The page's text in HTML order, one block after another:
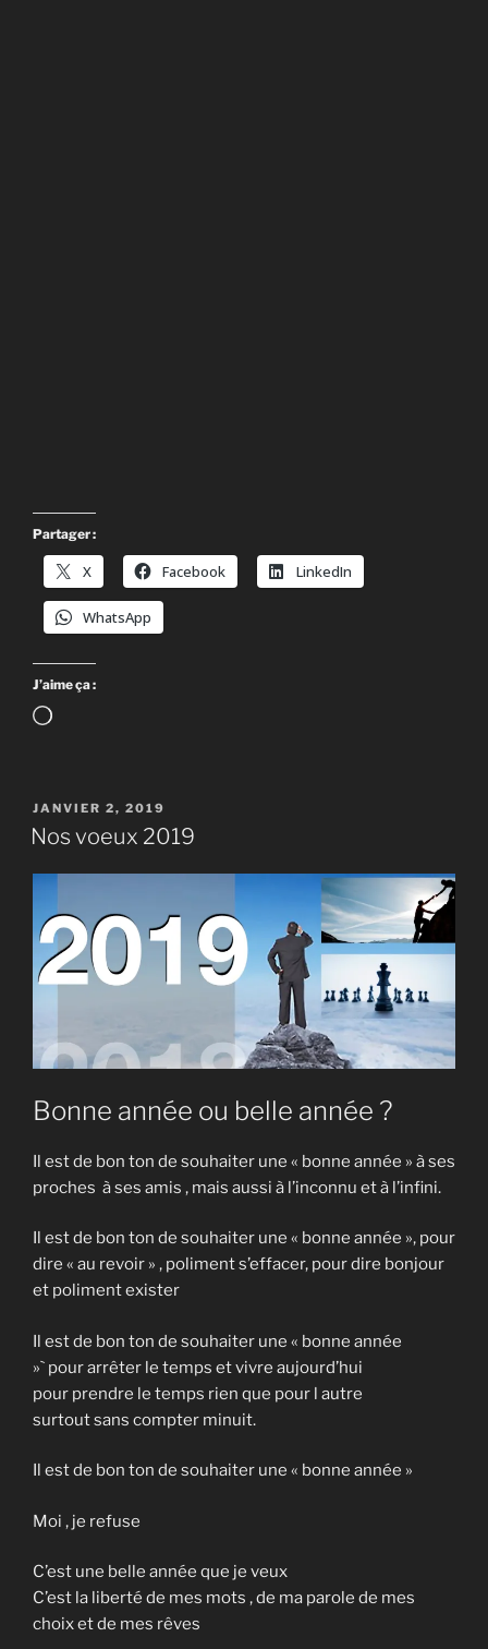
Partager :
X Facebook LinkedIn
WhatsApp
J’aime ça :
Chargement…
PUBLIÉ
LE
JANVIER 2, 2019
Nos voeux 2019
Bonne année ou belle année ?
Il est de bon ton de souhaiter une « bonne année » à ses
proches à ses amis , mais aussi à l’inconnu et à l’infini.
Il est de bon ton de souhaiter une « bonne année », pour
dire « au revoir » , poliment s’effacer, pour dire bonjour
et poliment exister
Il est de bon ton de souhaiter une « bonne année
»` pour arrêter le temps et vivre aujourd’hui
pour prendre le temps rien que pour l autre
surtout sans compter minuit.
Il est de bon ton de souhaiter une « bonne année »
Moi , je refuse
C’est une belle année que je veux
C’est la liberté de mes mots , de ma parole de mes
choix et de mes rêves